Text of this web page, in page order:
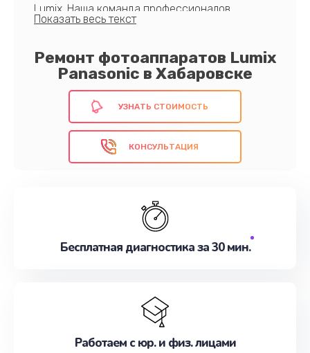
Ремонт фотоаппаратов Lumix
Panasonic в Хабаровске
Lumix. Наша команда профессионалов
гарантирует высококачественное и
оборудования. Преимущества нашего сервиса
-использование оригинальных компонентов,
доступные цены и короткие сроки выполнения
Обратитесь к нам сейчас!
УЗНАТЬ СТОИМОСТЬ
КОНСУЛЬТАЦИЯ
Бесплатная диагностика за 30 мин.
Работаем с юр. и физ. лицами